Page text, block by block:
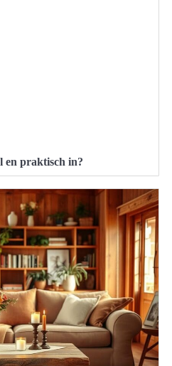
en praktisch in?